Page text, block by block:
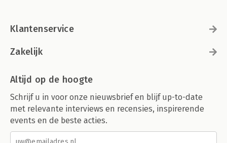
Klantenservice
Zakelijk
Altijd op de hoogte
Schrijf u in voor onze nieuwsbrief en blijf up-to-date
met relevante interviews en recensies, inspirerende
events en de beste acties.